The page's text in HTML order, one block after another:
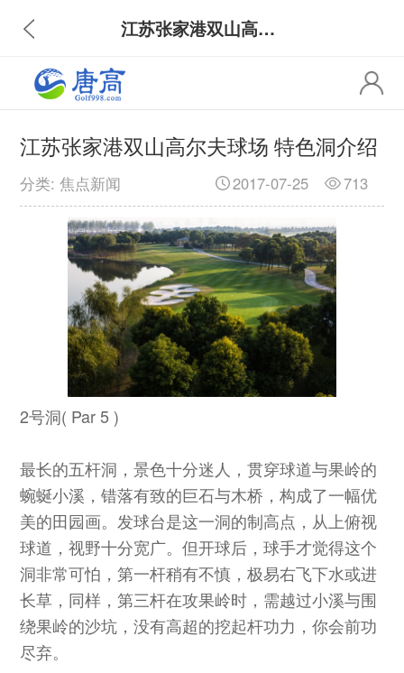
江苏张家港双山高尔夫球场 特色洞介绍
江苏张家港双山高尔夫球场 特色洞介绍
分类: 焦点新闻 713
2017-07-25
2号洞( Par 5 )
最长的五杆洞，景色十分迷人，贯穿球道与果岭的
蜿蜒小溪，错落有致的巨石与木桥，构成了一幅优
美的田园画。发球台是这一洞的制高点，从上俯视
球道，视野十分宽广。但开球后，球手才觉得这个
洞非常可怕，第一杆稍有不慎，极易右飞下水或进
长草，同样，第三杆在攻果岭时，需越过小溪与围
绕果岭的沙坑，没有高超的挖起杆功力，你会前功
尽弃。